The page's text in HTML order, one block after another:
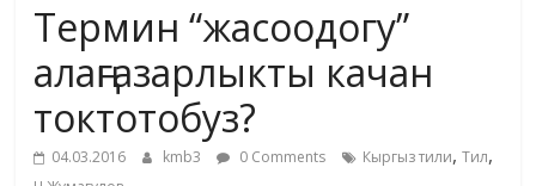
Термин “жасоодогу”
алаңгазарлыкты качан
токтотобуз?
04.03.2016 kmb3 0 Comments Кыргыз тили,Тил,